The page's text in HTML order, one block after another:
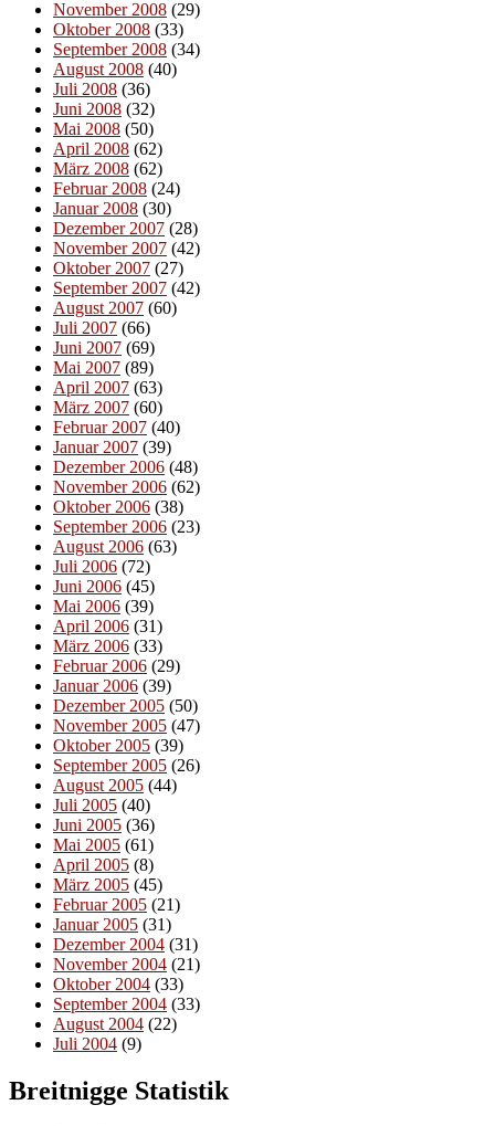
November 2008 (29)
Oktober 2008 (33)
September 2008 (34)
August 2008 (40)
Juli 2008 (36)
Juni 2008 (32)
Mai 2008 (50)
April 2008 (62)
März 2008 (62)
Februar 2008 (24)
Januar 2008 (30)
Dezember 2007 (28)
November 2007 (42)
Oktober 2007 (27)
September 2007 (42)
August 2007 (60)
Juli 2007 (66)
Juni 2007 (69)
Mai 2007 (89)
April 2007 (63)
März 2007 (60)
Februar 2007 (40)
Januar 2007 (39)
Dezember 2006 (48)
November 2006 (62)
Oktober 2006 (38)
September 2006 (23)
August 2006 (63)
Juli 2006 (72)
Juni 2006 (45)
Mai 2006 (39)
April 2006 (31)
März 2006 (33)
Februar 2006 (29)
Januar 2006 (39)
Dezember 2005 (50)
November 2005 (47)
Oktober 2005 (39)
September 2005 (26)
August 2005 (44)
Juli 2005 (40)
Juni 2005 (36)
Mai 2005 (61)
April 2005 (8)
März 2005 (45)
Februar 2005 (21)
Januar 2005 (31)
Dezember 2004 (31)
November 2004 (21)
Oktober 2004 (33)
September 2004 (33)
August 2004 (22)
Juli 2004 (9)
Breitnigge Statistik